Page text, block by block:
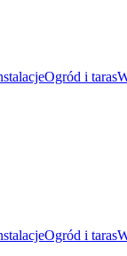
Ogród i taras
Ogród i taras